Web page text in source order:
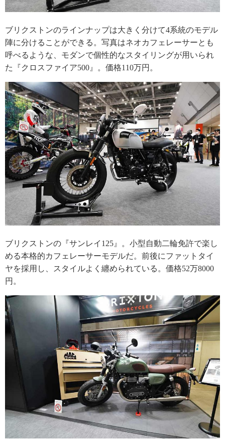
ブリクストンのラインナップは大きく分けて4系統のモデル
陣に分けることができる。写真はネオカフェレーサーとも
呼べるような、モダンで個性的なスタイリングが用いられ
た『クロスファイア500』。価格110万円。
ブリクストンの『サンレイ125』。小型自動二輪免許で楽し
める本格的カフェレーサーモデルだ。前後にファットタイ
ヤを採用し、スタイルよく纏められている。価格52万8000
円。